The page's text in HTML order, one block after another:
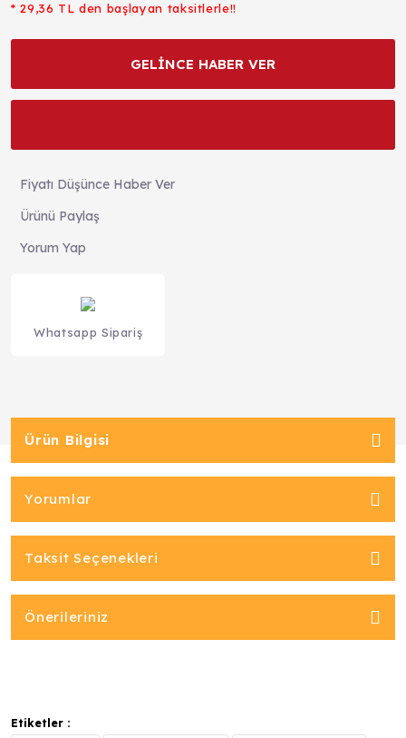
* 29,36 TL den başlayan taksitlerle!!
GELİNCE HABER VER
Fiyatı Düşünce Haber Ver
Ürünü Paylaş
Yorum Yap
Whatsapp Sipariş
Ürün Bilgisi
Yorumlar
Taksit Seçenekleri
Önerileriniz
Etiketler :